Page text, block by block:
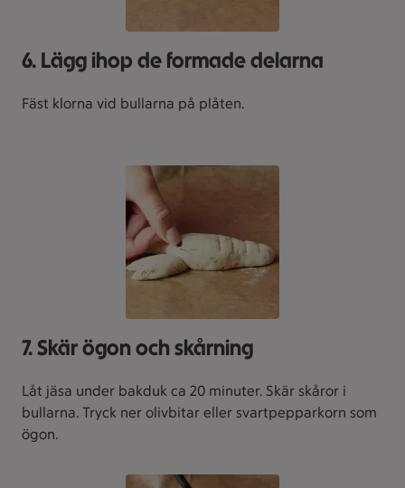
6. Lägg ihop de formade delarna
Fäst klorna vid bullarna på plåten.
7. Skär ögon och skårning
Låt jäsa under bakduk ca 20 minuter. Skär skåror i
bullarna. Tryck ner olivbitar eller svartpepparkorn som
ögon.